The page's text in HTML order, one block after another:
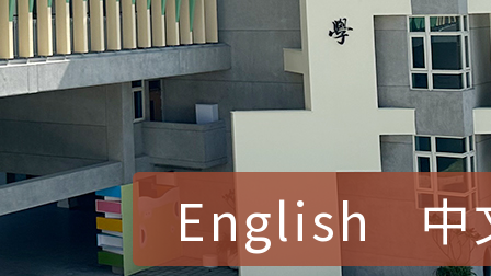
English 中
賀！本校參加桃園市中